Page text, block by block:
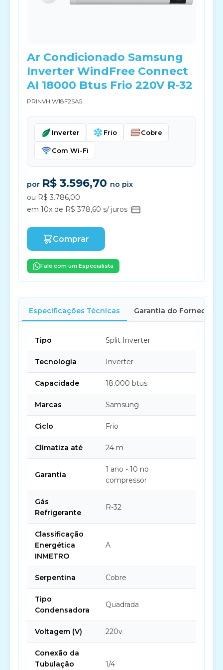
Ar Condicionado Samsung
Inverter WindFree Connect
AI 18000 Btus Frio 220V R-32
PRINVHIW18F2SA5
Inverter Frio Cobre
Com Wi-Fi
por R$ 3.596,70 no pix
ou R$ 3.786,00
em 10x de R$ 378,60 s/ juros
Comprar
Fale com um Especialista
Especificações Técnicas Garantia do Fornecedor
Tipo Split Inverter
Tecnologia Inverter
Capacidade 18.000 btus
Marcas Samsung
Ciclo Frio
Climatiza até 24 m
Garantia
1 ano - 10 no
compressor
Gás
Refrigerante
R-32
Classificação
Energética
INMETRO
A
Serpentina Cobre
Tipo
Condensadora
Quadrada
Voltagem (V) 220v
Conexão da
Tubulação
1/4